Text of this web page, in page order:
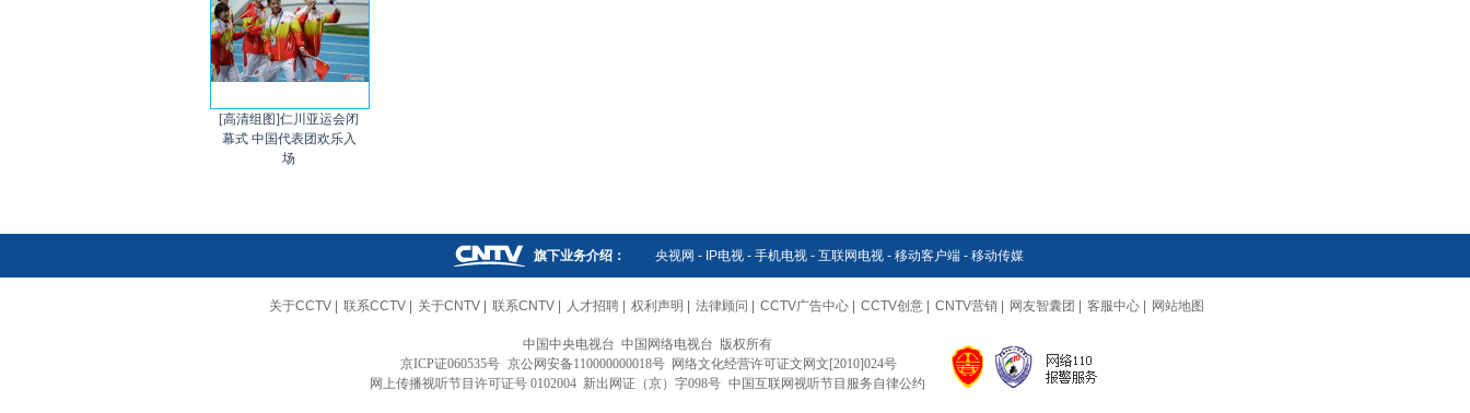
[高清组图]仁川亚运会闭
幕式 中国代表团欢乐入
场
旗下业务介绍： 央视网 - IP电视- 手机电视- 互联网电视- 移动客户端- 移动传媒
关于CCTV 联系CCTV 关于CNTV 联系CNTV 人才招聘 权利声明 法律顾问 CCTV广告中心 CCTV创意 CNTV营销 网友智囊团 客服中心 网站地图
中国中央电视台 中国网络电视台 版权所有
京ICP证060535号 京公网安备110000000018号 网络文化经营许可证文网文[2010]024号
网上传播视听节目许可证号 0102004 新出网证（京）字098号 中国互联网视听节目服务自律公约